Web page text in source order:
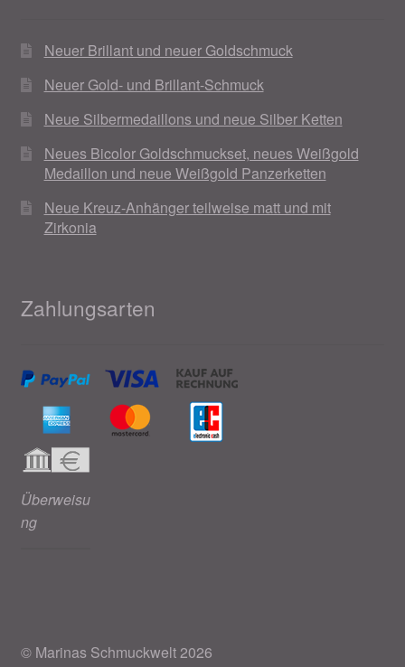
Neuer Brillant und neuer Goldschmuck
Neuer Gold- und Brillant-Schmuck
Neue Silbermedaillons und neue Silber Ketten
Neues Bicolor Goldschmuckset, neues Weißgold
Medaillon und neue Weißgold Panzerketten
Neue Kreuz-Anhänger teilweise matt und mit
Zirkonia
Zahlungsarten
Überweisu
ng
© Marinas Schmuckwelt 2026